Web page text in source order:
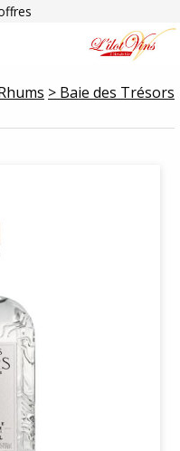
> Baie des Trésors